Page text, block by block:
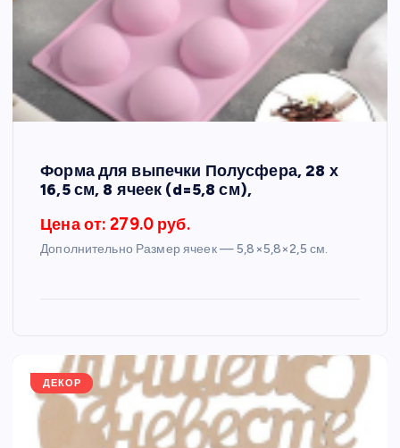
Форма для выпечки Полусфера, 28 х
16,5 см, 8 ячеек (d=5,8 см),
Цена от: 279.0 руб.
Дополнительно Размер ячеек — 5,8×5,8×2,5 см.
ДЕКОР